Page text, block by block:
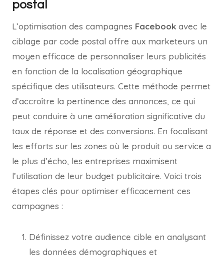
postal
L’optimisation des campagnes Facebook avec le
ciblage par code postal offre aux marketeurs un
moyen efficace de personnaliser leurs publicités
en fonction de la localisation géographique
spécifique des utilisateurs. Cette méthode permet
d’accroître la pertinence des annonces, ce qui
peut conduire à une amélioration significative du
taux de réponse et des conversions. En focalisant
les efforts sur les zones où le produit ou service a
le plus d’écho, les entreprises maximisent
l’utilisation de leur budget publicitaire. Voici trois
étapes clés pour optimiser efficacement ces
campagnes :
Définissez votre audience cible en analysant
les données démographiques et